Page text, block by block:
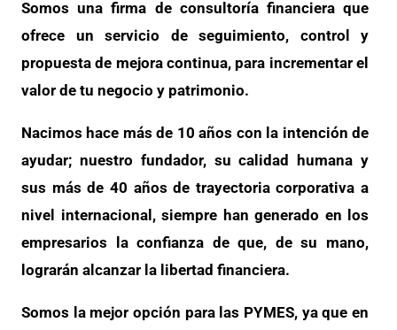
Somos una firma de consultoría financiera que
ofrece un servicio de seguimiento, control y
propuesta de mejora continua, para incrementar el
valor de tu negocio y patrimonio.
Nacimos hace más de 10 años con la intención de
ayudar; nuestro fundador, su calidad humana y
sus más de 40 años de trayectoria corporativa a
nivel internacional, siempre han generado en los
empresarios la confianza de que, de su mano,
lograrán alcanzar la libertad financiera.
Somos la mejor opción para las PYMES, ya que en